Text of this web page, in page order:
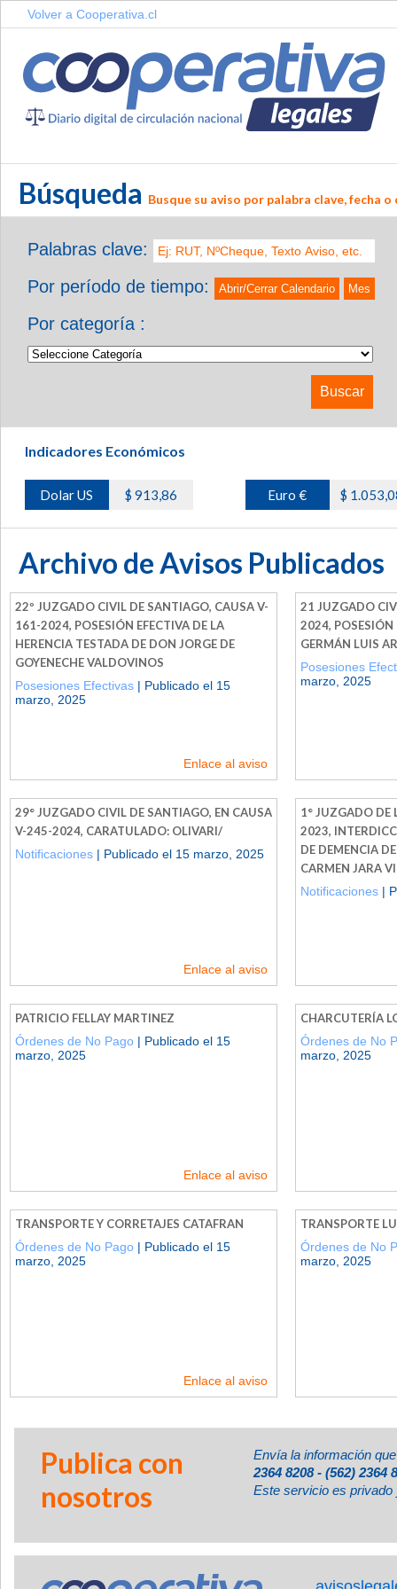
Volver a Cooperativa.cl
Búsqueda Busque su aviso por palabra clave, fecha
Palabras clave:
Por período de tiempo:
Abrir/Cerrar Calendario Mes
Por categoría :
Indicadores Económicos
Dolar US $ 913,86 Euro € $
Archivo de Avisos Publicados
22º JUZGADO CIVIL DE SANTIAGO, CAUSA V-
161-2024, POSESIÓN EFECTIVA DE LA
HERENCIA TESTADA DE DON JORGE DE
GOYENECHE VALDOVINOS
Posesiones Efectivas | Publicado el 15
marzo, 2025
Enlace al aviso
21 JUZGADO
2024, POSESIÓN
GERMÁN LUIS
Posesiones
marzo, 2025
29° JUZGADO CIVIL DE SANTIAGO, EN CAUSA
V-245-2024, CARATULADO: OLIVARI/
Notificaciones | Publicado el 15 marzo, 2025
Enlace al aviso
1° JUZGADO DE
2023,
DE DEMENCIA
CARMEN JARA
Notificaciones |
PATRICIO FELLAY MARTINEZ
Órdenes de No Pago | Publicado el 15
marzo, 2025
Enlace al aviso
CHARCUTERÍA
Órdenes de No
marzo, 2025
TRANSPORTE Y CORRETAJES CATAFRAN
Órdenes de No Pago | Publicado el 15
marzo, 2025
Enlace al aviso
TRANSPORTE
Órdenes de No
marzo, 2025
Publica con
nosotros
Envía la información
2364 8208 - (562) 2364
Este servicio es privado